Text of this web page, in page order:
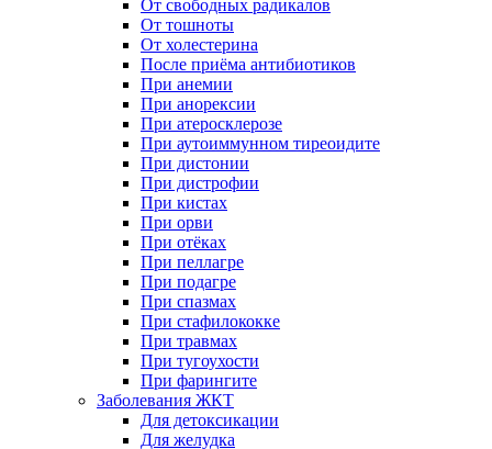
От свободных радикалов
От тошноты
От холестерина
После приёма антибиотиков
При анемии
При анорексии
При атеросклерозе
При аутоиммунном тиреоидите
При дистонии
При дистрофии
При кистах
При орви
При отёках
При пеллагре
При подагре
При спазмах
При стафилококке
При травмах
При тугоухости
При фарингите
Заболевания ЖКТ
Для детоксикации
Для желудка